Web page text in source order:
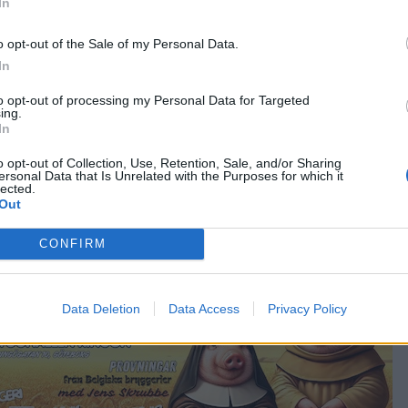
opt-out of the Sale of my Personal Data.
opt-out of processing my Personal Data for Targeted
opt-out of Collection, Use, Retention, Sale, and/or Sharing
Data that Is Unrelated with the Purposes for which it
CONFIRM
Data Deletion Data Access Privacy Policy
Ale
av citrus, grapefrukt och passionsfrukt är en modern
en större, mer rustik maltighet än vi är vana vid hos en
hamna hos den sällan omtalade storebrorsan,
Oskar Blues – eller Stenstrand Sommar Ale från
är ett tydligt sommartecken.